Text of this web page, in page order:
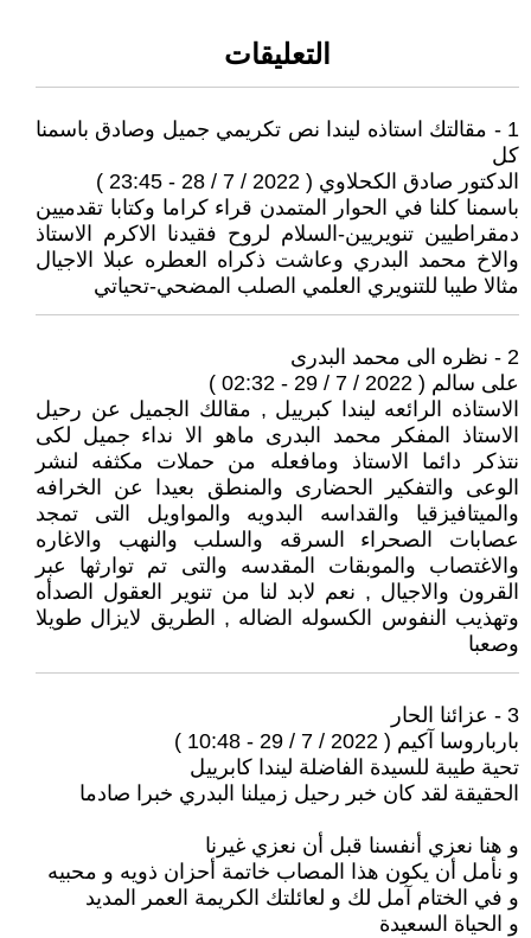
التعليقات
1 - مقالتك استاذه ليندا نص تكريمي جميل وصادق باسمنا
كل
الدكتور صادق الكحلاوي ( 2022 / 7 / 28 - 23:45 )
باسمنا كلنا في الحوار المتمدن قراء كراما وكتابا تقدميين
دمقراطيين تنويريين-السلام لروح فقيدنا الاكرم الاستاذ
والاخ محمد البدري وعاشت ذكراه العطره عبلا الاجيال
مثالا طيبا للتنويري العلمي الصلب المضحي-تحياتي
2 - نظره الى محمد البدرى
على سالم ( 2022 / 7 / 29 - 02:32 )
الاستاذه الرائعه ليندا كبرييل , مقالك الجميل عن رحيل
الاستاذ المفكر محمد البدرى ماهو الا نداء جميل لكى
نتذكر دائما الاستاذ ومافعله من حملات مكثفه لنشر
الوعى والتفكير الحضارى والمنطق بعيدا عن الخرافه
والميتافيزقيا والقداسه البدويه والمواويل التى تمجد
عصابات الصحراء السرقه والسلب والنهب والاغاره
والاغتصاب والموبقات المقدسه والتى تم توارثها عبر
القرون والاجيال , نعم لابد لنا من تنوير العقول الصدأه
وتهذيب النفوس الكسوله الضاله , الطريق لايزال طويلا
وصعبا
3 - عزائنا الحار
بارباروسا آكيم ( 2022 / 7 / 29 - 10:48 )
تحية طيبة للسيدة الفاضلة ليندا كابرييل
الحقيقة لقد كان خبر رحيل زميلنا البدري خبرا صادما
و هنا نعزي أنفسنا قبل أن نعزي غيرنا
و نأمل أن يكون هذا المصاب خاتمة أحزان ذويه و محبيه
و في الختام آمل لك و لعائلتك الكريمة العمر المديد
و الحياة السعيدة